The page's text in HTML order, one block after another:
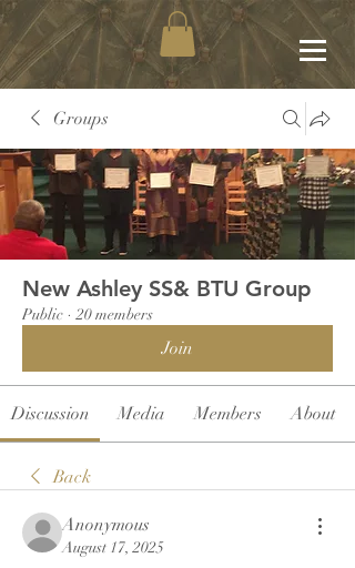
Groups
New Ashley SS& BTU Group
Public · 20 members
Join
Discussion Media Members About
Back
Anonymous
August 17, 2025